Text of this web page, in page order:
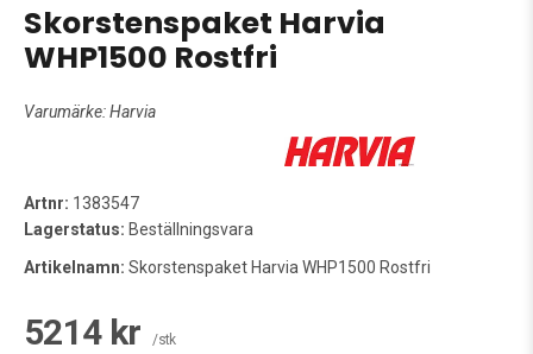
Skorstenspaket Harvia
WHP1500 Rostfri
Varumärke:Harvia
Artnr: 1383547
Lagerstatus: Beställningsvara
Artikelnamn: Skorstenspaket Harvia WHP1500 Rostfri
5214 kr /stk